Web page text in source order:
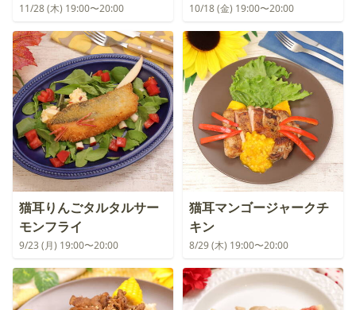
11/28 (木) 19:00〜20:00 10/18 (金) 19:00〜20:00
猫耳りんごタルタルサー
モンフライ
9/23 (月) 19:00〜20:00
猫耳マンゴージャークチ
キン
8/29 (木) 19:00〜20:00